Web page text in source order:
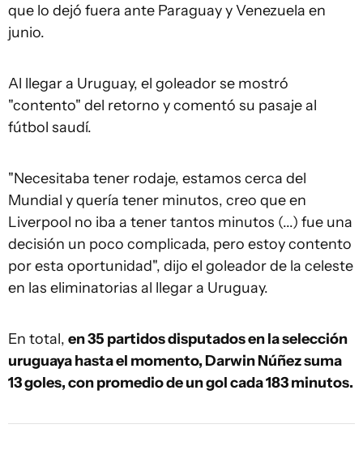
que lo dejó fuera ante Paraguay y Venezuela en
junio.
Al llegar a Uruguay, el goleador se mostró
"contento" del retorno y comentó su pasaje al
fútbol saudí.
"Necesitaba tener rodaje, estamos cerca del
Mundial y quería tener minutos, creo que en
Liverpool no iba a tener tantos minutos (...) fue una
decisión un poco complicada, pero estoy contento
por esta oportunidad", dijo el goleador de la celeste
en las eliminatorias al llegar a Uruguay.
En total, en 35 partidos disputados en la selección
uruguaya hasta el momento, Darwin Núñez suma
13 goles, con promedio de un gol cada 183 minutos.